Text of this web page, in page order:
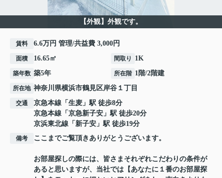
【外観】外観です。
賃料 6.6万円 管理/共益費 3,000円
面積 16.65㎡ 間取り 1K
築年数 築5年 所在階 1階/2階建
所在地 神奈川県横浜市鶴見区岸谷 １丁目
交通 京急本線 「 生麦 」駅 徒歩8分
京急本線 「 京急新子安 」駅 徒歩20分
京浜東北線 「 新子安 」駅 徒歩19分
備考 ここまでご覧頂きありがとうございます。
お部屋探しの際には、皆さまそれぞれこだわりの条件が
あると思いますが、当社では【あなたに１番のお部屋探